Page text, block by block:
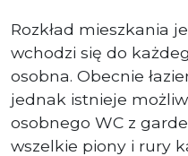
Rozkład mieszkania
wchodzi się do
osobna. Obecnie
jednak istnieje
osobnego WC z
wszelkie piony i rury